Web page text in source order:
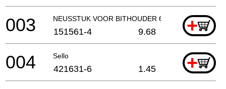
NEUSSTUK VOOR BITHOUDER 60MM +
003 151561-4 9.68
Sello +
004 421631-6 1.45